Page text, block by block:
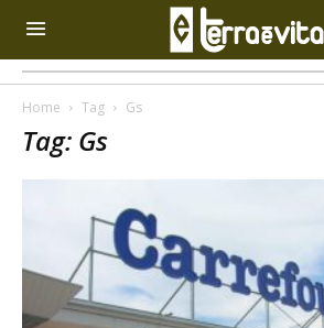
Home Tag Gs
Tag: Gs